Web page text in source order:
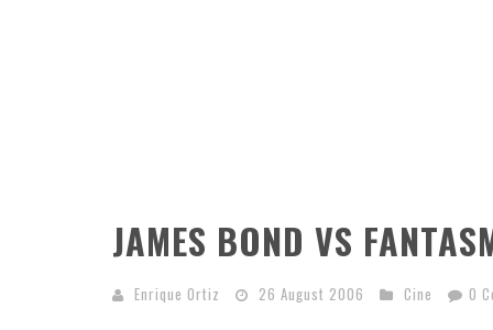
JAMES BOND VS
Enrique Ortiz 26 August 2006 Cine 0